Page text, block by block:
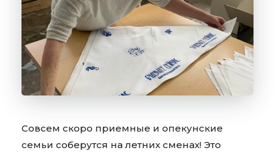
Совсем скоро приемные и опекунские
семьи соберутся на летних сменах! Это